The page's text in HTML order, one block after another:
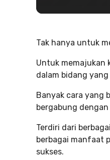
Tak hanya untuk
Untuk memajukan
dalam bidang
Banyak cara yang
bergabung
Terdiri dari
berbagai manfaat
sukses.